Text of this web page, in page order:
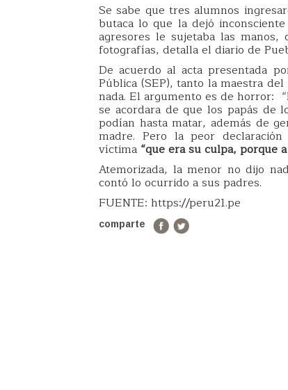
Se sabe que tres alumnos
butaca lo que la dejó
agresores le sujetaba las
fotografías, detalla el diario de
De acuerdo al acta presentada
Pública (SEP), tanto la maestra
nada. El argumento es de horror:
se acordara de que los papás
podían hasta matar, además de
madre. Pero la peor
víctima “que era su culpa, porque
Atemorizada, la menor no dijo
contó lo ocurrido a sus padres.
FUENTE: https://peru21.pe
comparte